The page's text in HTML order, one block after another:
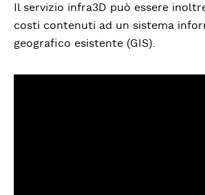
Il servizio infra3D può essere
costi contenuti ad un sistema
geografico esistente (GIS).